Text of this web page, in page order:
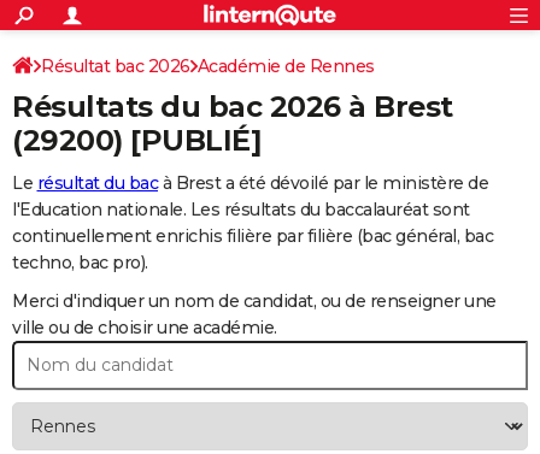
ACTUALITÉS
Politique
Société
Faits Divers
Education
Monde
Villes
+
SPORT
Coupe du monde 2026
Football
Tennis
Cyclisme
Rugby
Forum
FINANCE
Retraite
Impôts
Epargne
Immobilier
Risques naturels par ville
Banque
Assurance
Crédit
Essais
Réserver un essai
Citadines
Berlines
SUV
Forum auto
+
HIGH-TECH
Mobiles
Meilleur smartphone
Internet
Ordinateurs
Jeux vidéo
Guide high-tech
+
BRICOLAGE
Forum
Aménagement intérieur
Extérieur
Cuisine
Salle de bains
Jardinage
Rangement
WEEK-END
Guides de France
Escapades
Patrimoine
Expositions
Musées
Week-end nature
LIFESTYLE
S'inscrire
Connexion
Résultat bac 2026 Académie de Rennes
Résultats du bac 2026 à Brest
(29200) [PUBLIÉ]
Le résultat du bacà Brest a été dévoilé par le ministère de
l'Education nationale. Les résultats du baccalauréat sont
continuellement enrichis filière par filière (bac général, bac
techno, bac pro).
Merci d'indiquer un nom de candidat, ou de renseigner une
ville ou de choisir une académie.